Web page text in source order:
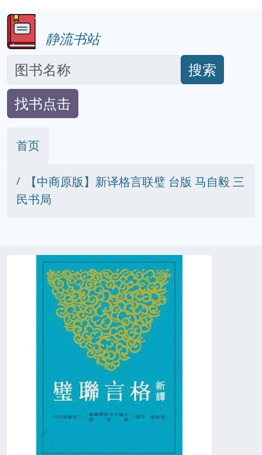
静流书站
搜索
找书点击
首页
【中商原版】新译格言联璧 台版 马自毅 三
民书局